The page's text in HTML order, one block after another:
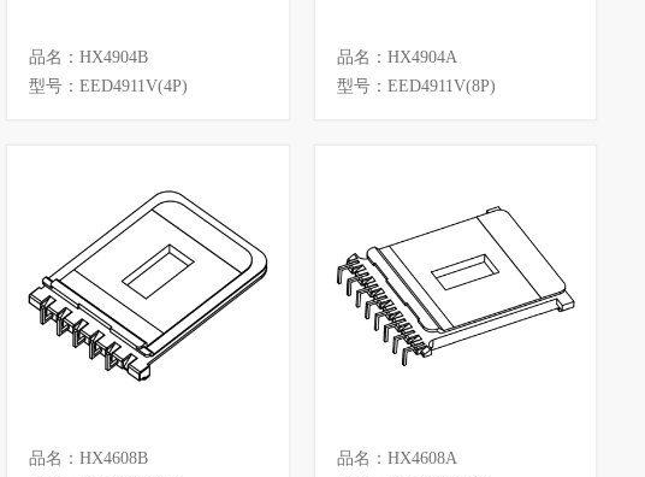
品名：HX4904B
型号：EED4911V(4P)
品名：HX4904A
型号：EED4911V(8P)
品名：HX4608B
品名：HX4608A